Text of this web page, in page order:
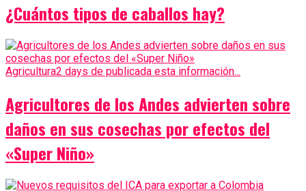
¿Cuántos tipos de caballos hay?
Agricultura2 days de publicada esta información...
Agricultores de los Andes advierten sobre
daños en sus cosechas por efectos del
«Super Niño»